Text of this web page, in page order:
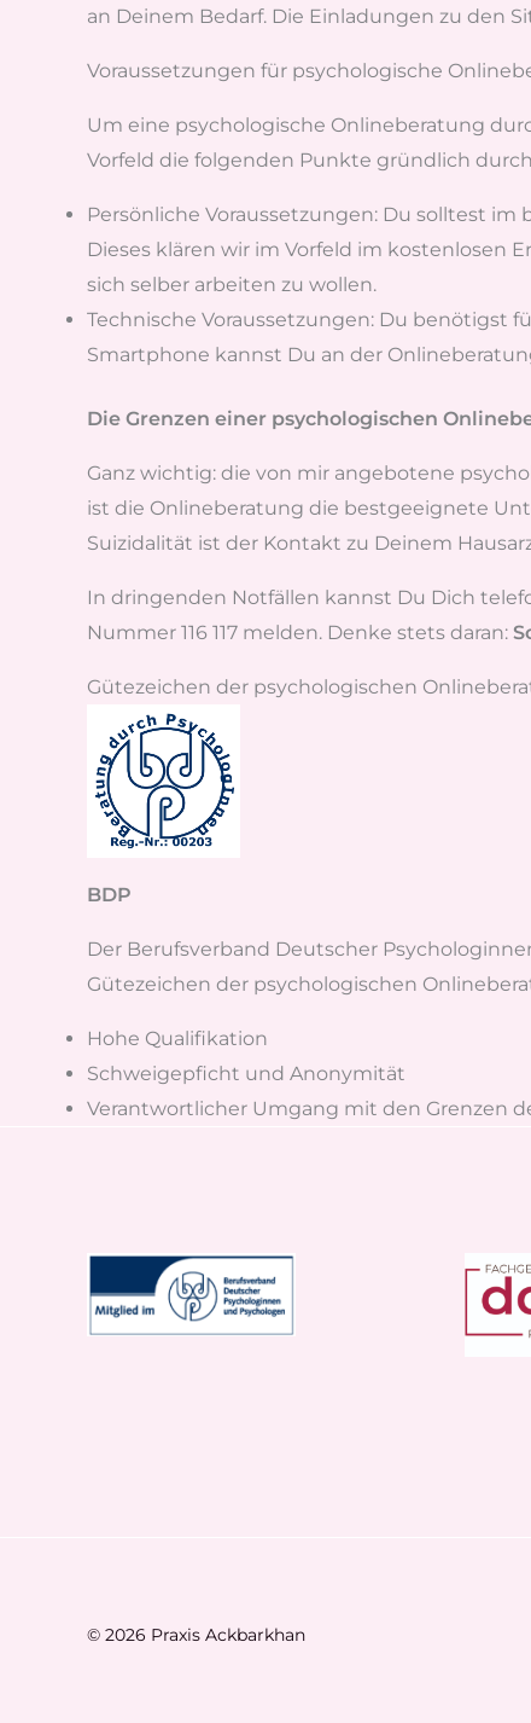
an Deinem Bedarf. Die Einladungen zu den
Voraussetzungen für psychologische
Um eine psychologische Onlineberatung
Vorfeld die folgenden Punkte gründlich
Persönliche Voraussetzungen: Du solltest
Dieses klären wir im Vorfeld im kostenlosen
sich selber arbeiten zu wollen.
Technische Voraussetzungen: Du benötigst
Smartphone kannst Du an der
Die Grenzen einer psychologischen
Ganz wichtig: die von mir angebotene
ist die Onlineberatung die bestgeeignete
Suizidalität ist der Kontakt zu Deinem
In dringenden Notfällen kannst Du Dich
Nummer 116 117 melden. Denke stets daran:
Gütezeichen der psychologischen
BDP
Der Berufsverband Deutscher
Gütezeichen der psychologischen
Hohe Qualifikation
Schweigepficht und Anonymität
Verantwortlicher Umgang mit den Grenzen
© 2026 Praxis Ackbarkhan